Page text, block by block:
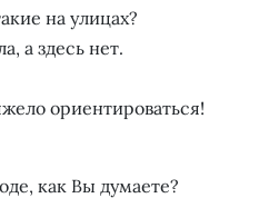
на улицах?
а здесь нет.
ориентироваться!
как Вы думаете?